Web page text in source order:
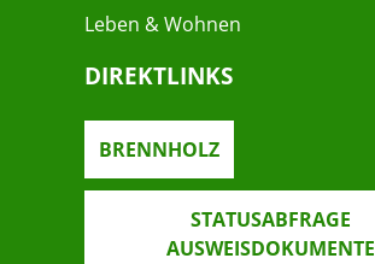
Leben & Wohnen
DIREKTLINKS
BRENNHOLZ
STATUSABFRAGE
AUSWEISDOKUMENTE